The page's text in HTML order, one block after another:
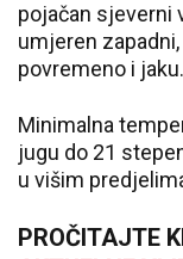
pojačan sjeverni
umjeren
povremeno i jaku.
Minimalna
jugu do 21
u višim
PROČITAJTE